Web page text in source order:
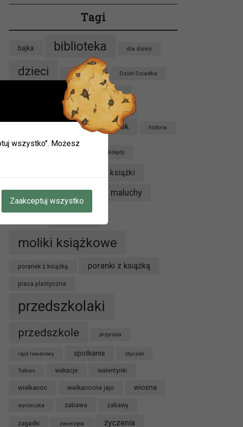
Tagi
bajka biblioteka dla dzieci
dzieci Dzień Babci Dzień Dziadka
Dzień Pluszowego Misia Franklin
Grupa Krabików
Grupa Sówek historia
kalendarium kolędy
książki
maluchy
Moliki
moliki książkowe
poranek z książką poranki z książką
praca plastyczna
przedszkolaki
przedszkole przyroda
rajd rowerowy spotkanie styczeń
Tolkien wakacje walentynki
wielkanoc wielkanocne jajo wiosna
wycieczka zabawa zabawy
zagadki zwierzęta życzenia
dzieci w
Lisowie.
mogą
W
wszystko". Możesz
Zaakceptuj wszystko